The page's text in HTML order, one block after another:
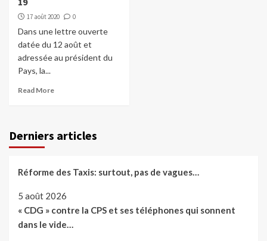
17 août 2020 0
Dans une lettre ouverte
datée du 12 août et
adressée au président du
Pays, la...
Read More
Derniers articles
Réforme des Taxis: surtout, pas de vagues…
5 août 2026
« CDG » contre la CPS et ses téléphones qui sonnent
dans le vide…